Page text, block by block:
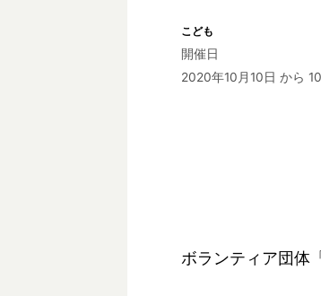
こども
開催日
2020年10月10日 から
ボランティア団体